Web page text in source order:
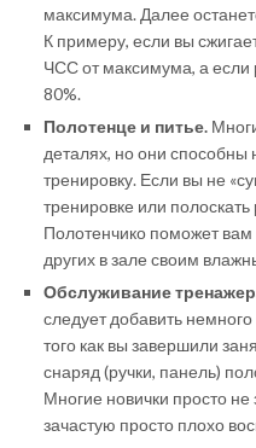
максимума. Далее
К примеру, если вы
ЧСС от максимума, а если
80%.
Полотенце и питье.
деталях, но они способны
тренировку. Если вы не
тренировке или
Полотенчико поможет вам
других в зале своим
Обслуживание
следует добавить
того как вы завершили
снаряд (ручки, панель)
Многие новички просто
зачастую просто плохо